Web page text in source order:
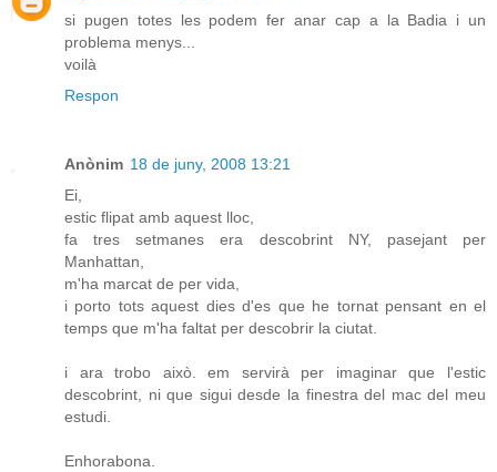
si pugen totes les podem fer anar cap a la Badia i un
problema menys...
voilà
Respon
Anònim 18 de juny, 2008 13:21
Ei,
estic flipat amb aquest lloc,
fa tres setmanes era descobrint NY, pasejant per
Manhattan,
m'ha marcat de per vida,
i porto tots aquest dies d'es que he tornat pensant en el
temps que m'ha faltat per descobrir la ciutat.
i ara trobo això. em servirà per imaginar que l'estic
descobrint, ni que sigui desde la finestra del mac del meu
estudi.
Enhorabona.